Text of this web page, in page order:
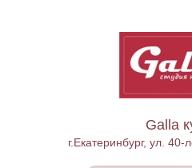
Galla
г.Екатеринбург, ул.